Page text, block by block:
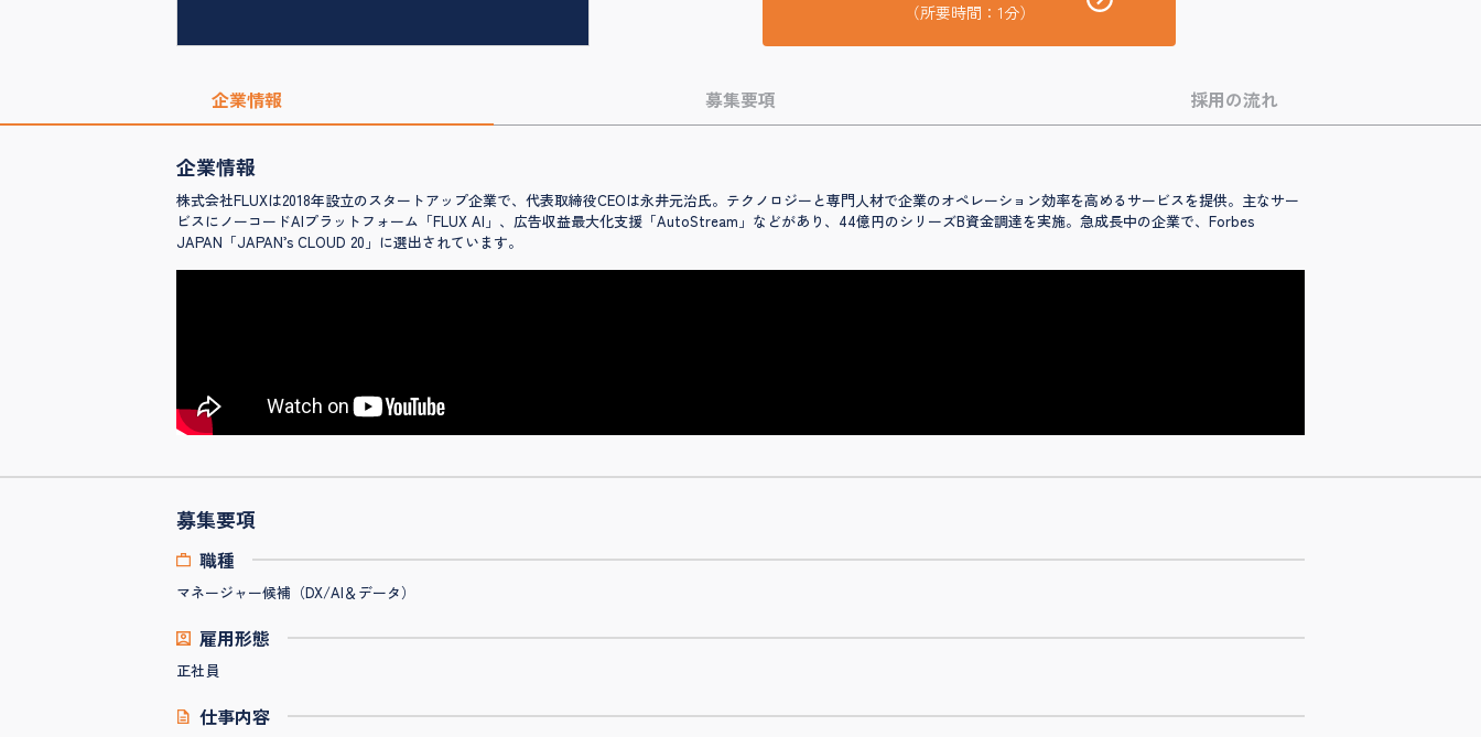
（所要時間：1分）
企業情報 募集要項 採用の流れ
企業情報
株式会社FLUXは2018年設立のスタートアップ企業で、代表取締役CEOは永井元治氏。テクノロジーと専門人材で企業のオペレーション効率を高めるサービスを提供。主なサー
ビスにノーコードAIプラットフォーム「FLUX AI」、広告収益最大化支援「AutoStream」などがあり、44億円のシリーズB資金調達を実施。急成長中の企業で、Forbes
JAPAN「JAPAN’s CLOUD 20」に選出されています。
募集要項
職種
マネージャー候補（DX/AI＆データ）
雇用形態
正社員
仕事内容